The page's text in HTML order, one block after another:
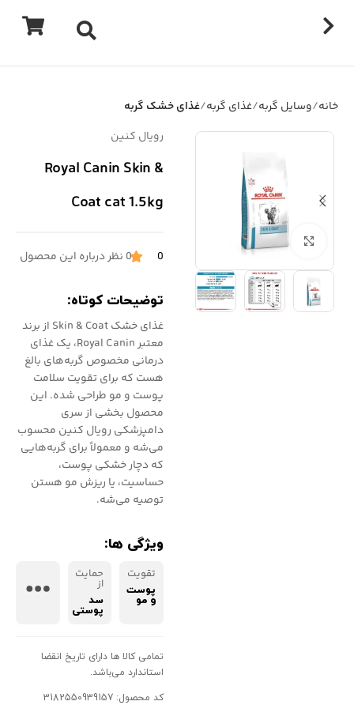
خانه وسایل گربه غذای گربه غذای خشک گربه
برای بزرگنمایی کلیک کنید
رویال کنین
Royal Canin Skin &
Coat cat 1.5kg
0 0 نظر درباره این محصول
توضیحات کوتاه:
غذای خشک Skin & Coat از برند
معتبر Royal Canin، یک غذای
درمانی مخصوص گربه‌های بالغ
هست که برای تقویت سلامت
پوست و مو طراحی شده. این
محصول بخشی از سری
دامپزشکی رویال کنین محسوب
می‌شه و معمولاً برای گربه‌هایی
که دچار خشکی پوست،
حساسیت، یا ریزش مو هستن
توصیه می‌شه.
ویژگی ها:
تقویت
پوست
و مو
حمایت
از
سد
پوستی
تمامی کالا ها دارای تاریخ انقضا
استاندارد می‌باشد.
کد محصول: 3182550939157